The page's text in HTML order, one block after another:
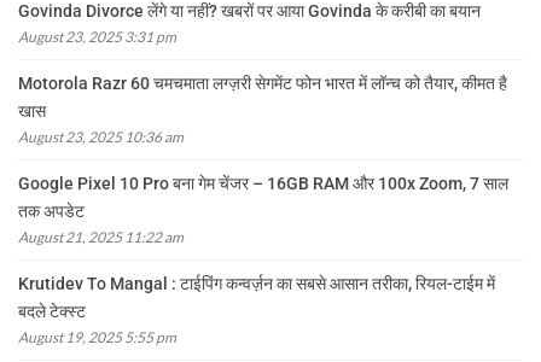
Govinda Divorce लेंगे या नहीं? खबरों पर आया Govinda के करीबी का बयान
August 23, 2025 3:31 pm
Motorola Razr 60 चमचमाता लग्ज़री सेगमेंट फोन भारत में लॉन्च को तैयार, कीमत है
खास
August 23, 2025 10:36 am
Google Pixel 10 Pro बना गेम चेंजर – 16GB RAM और 100x Zoom, 7 साल
तक अपडेट
August 21, 2025 11:22 am
Krutidev To Mangal : टाईपिंग कन्वर्ज़न का सबसे आसान तरीका, रियल-टाईम में
बदले टेक्स्ट
August 19, 2025 5:55 pm